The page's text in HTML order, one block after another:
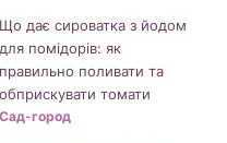
Що дає сироватка з йодом
для помідорів: як
правильно поливати та
обприскувати томати
Сад-город